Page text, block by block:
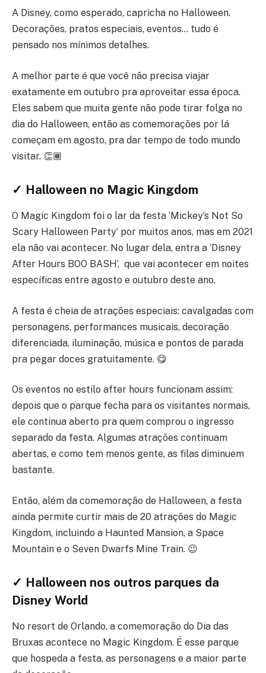
A Disney, como esperado, capricha no Halloween.
Decorações, pratos especiais, eventos… tudo é
pensado nos mínimos detalhes.
A melhor parte é que você não precisa viajar
exatamente em outubro pra aproveitar essa época.
Eles sabem que muita gente não pode tirar folga no
dia do Halloween, então as comemorações por lá
começam em agosto, pra dar tempo de todo mundo
visitar. 👏🏾
✓ Halloween no Magic Kingdom
O Magic Kingdom foi o lar da festa ‘Mickey’s Not So
Scary Halloween Party’ por muitos anos, mas em 2021
ela não vai acontecer. No lugar dela, entra a ‘Disney
After Hours BOO BASH’, que vai acontecer em noites
específicas entre agosto e outubro deste ano.
A festa é cheia de atrações especiais: cavalgadas com
personagens, performances musicais, decoração
diferenciada, iluminação, música e pontos de parada
pra pegar doces gratuitamente. 😋
Os eventos no estilo after hours funcionam assim:
depois que o parque fecha para os visitantes normais,
ele continua aberto pra quem comprou o ingresso
separado da festa. Algumas atrações continuam
abertas, e como tem menos gente, as filas diminuem
bastante.
Então, além da comemoração de Halloween, a festa
ainda permite curtir mais de 20 atrações do Magic
Kingdom, incluindo a Haunted Mansion, a Space
Mountain e o Seven Dwarfs Mine Train. 😉
✓ Halloween nos outros parques da
Disney World
No resort de Orlando, a comemoração do Dia das
Bruxas acontece no Magic Kingdom. É esse parque
que hospeda a festa, as personagens e a maior parte